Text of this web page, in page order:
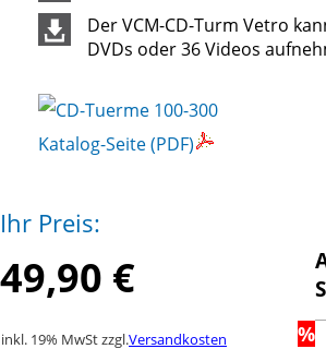
Der VCM-CD-Turm Vetro
DVDs oder 36 Videos
Katalog-Seite (PDF)
Ihr Preis:
49,90 €
inkl. 19% MwSt zzgl.Versandkosten %